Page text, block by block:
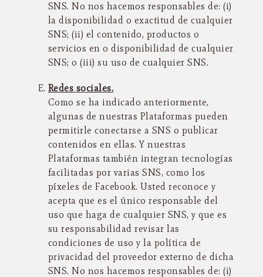
SNS. No nos hacemos responsables de: (i)
la disponibilidad o exactitud de cualquier
SNS; (ii) el contenido, productos o
servicios en o disponibilidad de cualquier
SNS; o (iii) su uso de cualquier SNS.
Redes sociales.
Como se ha indicado anteriormente,
algunas de nuestras Plataformas pueden
permitirle conectarse a SNS o publicar
contenidos en ellas. Y nuestras
Plataformas también integran tecnologías
facilitadas por varias SNS, como los
píxeles de Facebook. Usted reconoce y
acepta que es el único responsable del
uso que haga de cualquier SNS, y que es
su responsabilidad revisar las
condiciones de uso y la política de
privacidad del proveedor externo de dicha
SNS. No nos hacemos responsables de: (i)